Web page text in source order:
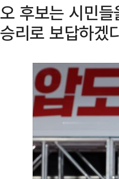
오 후보는 시민
승리로 보답하겠